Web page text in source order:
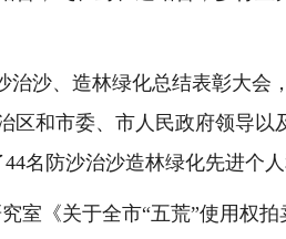
治沙、造林绿化总结表彰大
区和市委、市人民政府领导以
44名防沙治沙造林绿化先进个
室《关于全市“五荒”使用权拍